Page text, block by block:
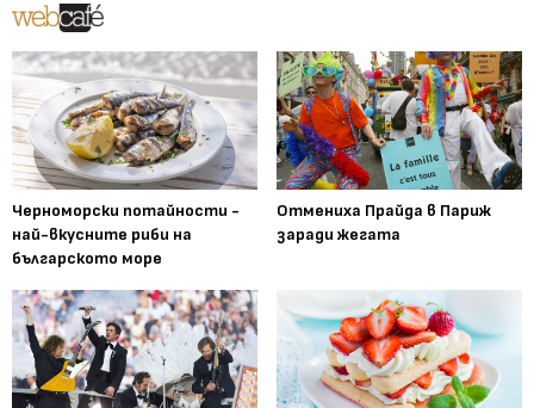
Черноморски потайности -
най-вкусните риби на
българското море
Отмениха Прайда в Париж
заради жегата